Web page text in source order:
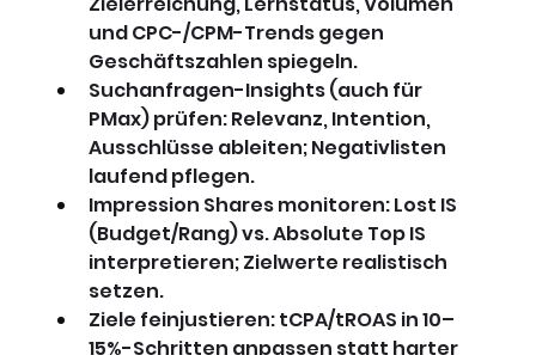
und CPC-/CPM-Trends gegen
Geschäftszahlen spiegeln.
Suchanfragen-Insights (auch für
PMax) prüfen: Relevanz, Intention,
Ausschlüsse ableiten; Negativlisten
laufend pflegen.
Impression Shares monitoren: Lost IS
(Budget/Rang) vs. Absolute Top IS
interpretieren; Zielwerte realistisch
setzen.
Ziele feinjustieren: tCPA/tROAS in 10–
15%-Schritten anpassen statt harter